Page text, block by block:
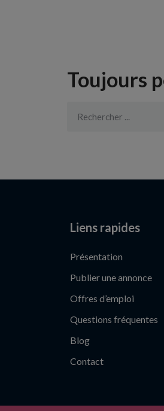
Toujours
Liens rapides
Présentation
Publier une annonce
Offres d’emploi
Questions fréquentes
Blog
Contact